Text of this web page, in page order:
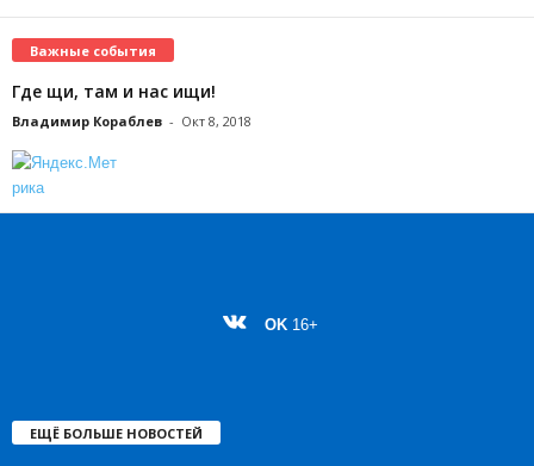
Важные события
Где щи, там и нас ищи!
Владимир Кораблев - Окт 8, 2018
OK 16+
ЕЩЁ БОЛЬШЕ НОВОСТЕЙ